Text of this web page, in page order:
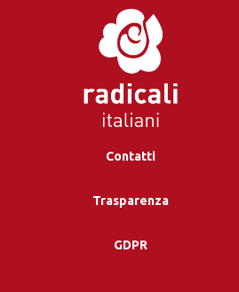
Contatti
Trasparenza
GDPR